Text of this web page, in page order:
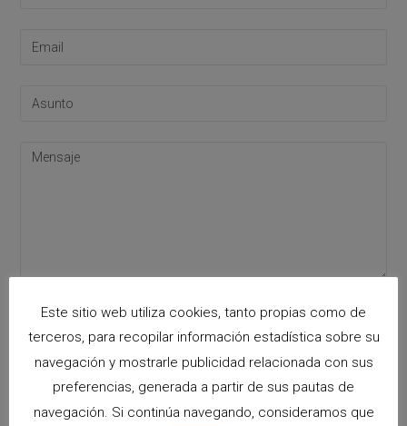
Please leave this field empty.
Acepto lapolítica de privacidad
Este sitio web utiliza cookies, tanto propias como de
terceros, para recopilar información estadística sobre su
navegación y mostrarle publicidad relacionada con sus
preferencias, generada a partir de sus pautas de
navegación. Si continúa navegando, consideramos que